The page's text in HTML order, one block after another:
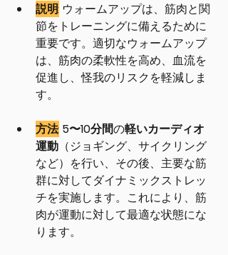
説明: ウォームアップは、筋肉と関
節をトレーニングに備えるために
重要です。適切なウォームアップ
は、筋肉の柔軟性を高め、血流を
促進し、怪我のリスクを軽減しま
す。
方法: 5〜10分間の軽いカーディオ
運動 （ジョギング、サイクリング
など）を行い、その後、主要な筋
群に対してダイナミックストレッ
チを実施します。これにより、筋
肉が運動に対して最適な状態にな
ります。